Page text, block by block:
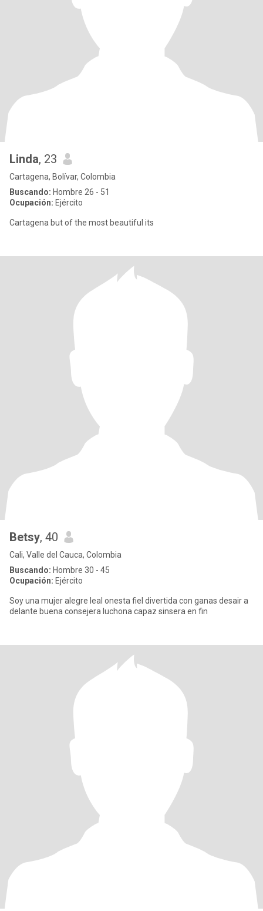
Linda, 23
Cartagena, Bolívar, Colombia
Buscando: Hombre 26 - 51
Ocupación: Ejército
Cartagena but of the most beautiful its
Betsy, 40
Cali, Valle del Cauca, Colombia
Buscando: Hombre 30 - 45
Ocupación: Ejército
Soy una mujer alegre leal onesta fiel divertida con ganas desair a
delante buena consejera luchona capaz sinsera en fin